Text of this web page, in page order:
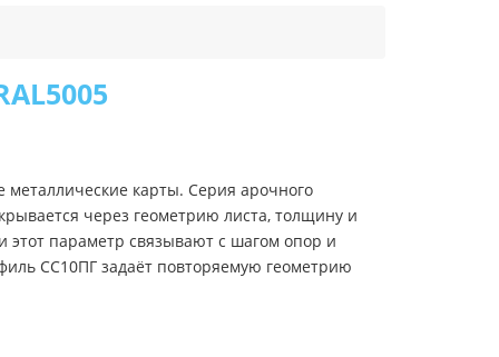
карты. Серия арочного
через геометрию листа, толщину и
этот параметр связывают с шагом опор и
СС10ПГ задаёт повторяемую геометрию